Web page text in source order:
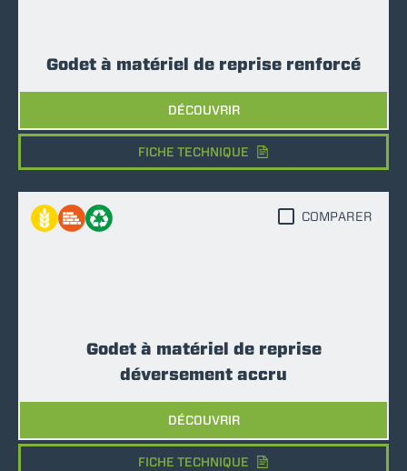
Godet à matériel de reprise renforcé
DÉCOUVRIR
FICHE TECHNIQUE
Godet à matériel de reprise
déversement accru
DÉCOUVRIR
COMPARER
FICHE TECHNIQUE